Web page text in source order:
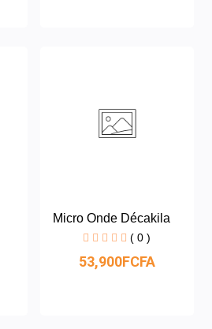
Micro Onde Décakila
( 0 )
53,900FCFA